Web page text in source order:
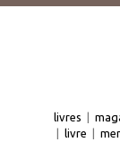
livres
livre